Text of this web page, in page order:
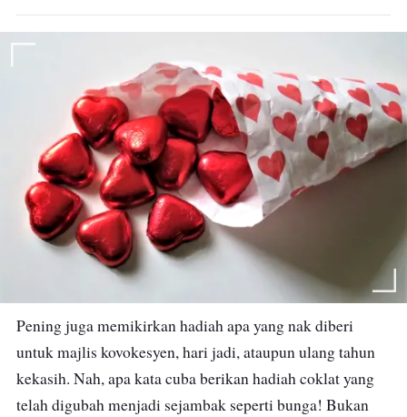
Pening juga memikirkan hadiah apa yang nak diberi
untuk majlis kovokesyen, hari jadi, ataupun ulang tahun
kekasih. Nah, apa kata cuba berikan hadiah coklat yang
telah digubah menjadi sejambak seperti bunga! Bukan